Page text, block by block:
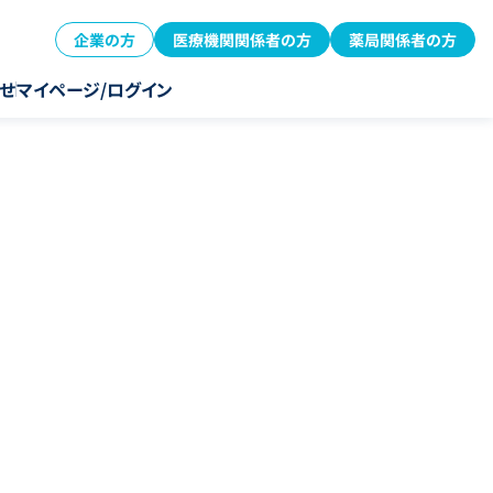
企業の方 医療機関関係者の方 薬局関係者の方
マイページ/ログイン